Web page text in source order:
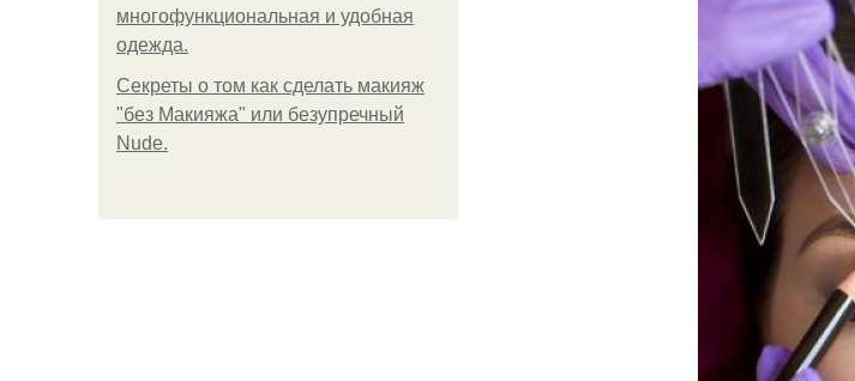
многофункциональная и удобная
одежда.
Секреты о том как сделать макияж
"без Макияжа" или безупречный
Nude.